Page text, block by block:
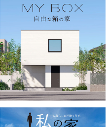
ンに不安が
UP
い家」ではなく「月々の支
られる家です。
冬温かい家 だけをご提案し
す。